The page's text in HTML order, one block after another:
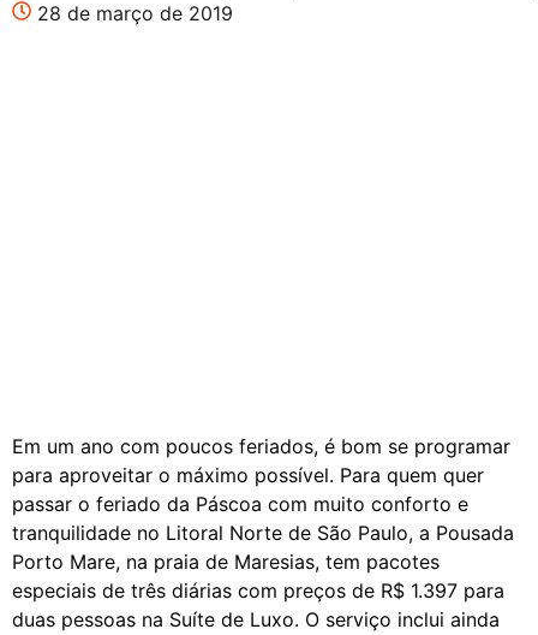
28 de março de 2019
Em um ano com poucos feriados, é bom se programar
para aproveitar o máximo possível. Para quem quer
passar o feriado da Páscoa com muito conforto e
tranquilidade no Litoral Norte de São Paulo, a Pousada
Porto Mare, na praia de Maresias, tem pacotes
especiais de três diárias com preços de R$ 1.397 para
duas pessoas na Suíte de Luxo. O serviço inclui ainda